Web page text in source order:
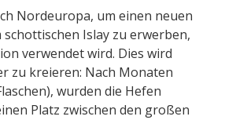
Nordeuropa, um einen neuen
Islay zu erwerben,
verwendet wird. Dies wird
zu kreieren: Nach Monaten
wurden die Hefen
Platz zwischen den großen